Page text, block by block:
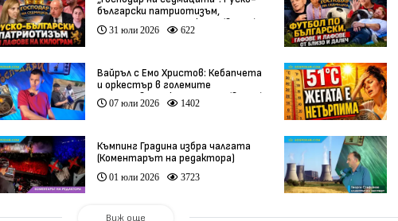
български патриотизъм,
инфлуенсъри и тарикати (видео)
31 юли 2026 622
Вайръл с Емо Христов: Кебапчета
и оркестър в големите
задръствания към морето (видео)
07 юли 2026 1402
Къмпинг Градина избра чалгата
(Коментарът на редактора)
01 юли 2026 3723
Виж още